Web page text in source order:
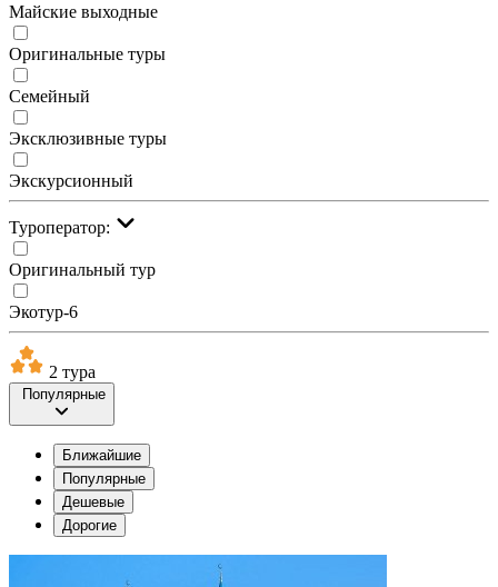
Майские выходные
Оригинальные туры
Семейный
Эксклюзивные туры
Экскурсионный
Туроператор:
Оригинальный тур
Экотур-6
2 тура
Популярные
Ближайшие
Популярные
Дешевые
Дорогие